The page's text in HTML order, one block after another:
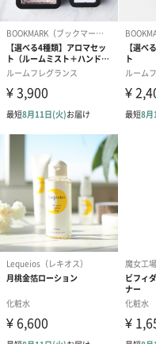
あり（280円）
メッセージカード（通
ードを同梱します。
メッセージカードや封筒の
す。